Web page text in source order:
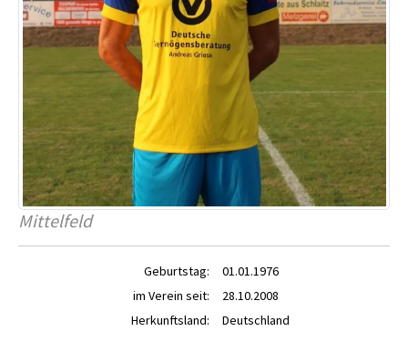
Mittelfeld
Geburtstag:
01.01.1976
im Verein seit:
28.10.2008
Herkunftsland:
Deutschland